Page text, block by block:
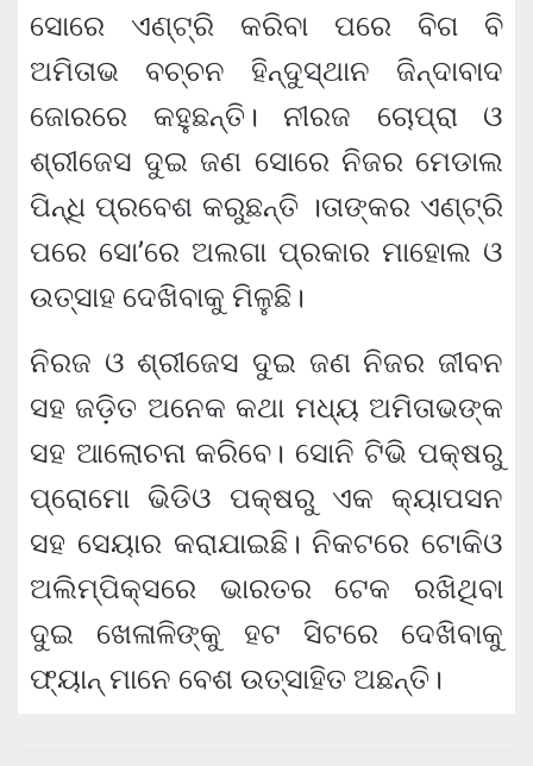
ସୋରେ ଏଣ୍ଟ୍ରି କରିବା ପରେ ବିଗ ବି
ଅମିତାଭ ବଚ୍ଚନ ହିନ୍ଦୁସ୍ଥାନ ଜିନ୍ଦାବାଦ
ଜୋରରେ କହୁଛନ୍ତି। ନୀରଜ ଚୋପ୍ରା ଓ
ଶ୍ରୀଜେସ ଦୁଇ ଜଣ ସୋରେ ନିଜର ମେଡାଲ
ପିନ୍ଧି ପ୍ରବେଶ କରୁଛନ୍ତି ।ତାଙ୍କର ଏଣ୍ଟ୍ରି
ପରେ ସୋ’ରେ ଅଲଗା ପ୍ରକାର ମାହୋଲ ଓ
ଉତ୍ସାହ ଦେଖିବାକୁ ମିଳୁଛି।
ନିରଜ ଓ ଶ୍ରୀଜେସ ଦୁଇ ଜଣ ନିଜର ଜୀବନ
ସହ ଜଡ଼ିତ ଅନେକ କଥା ମଧ୍ୟ ଅମିତାଭଙ୍କ
ସହ ଆଲୋଚନା କରିବେ। ସୋନି ଟିଭି ପକ୍ଷରୁ
ପ୍ରୋମୋ ଭିଡିଓ ପକ୍ଷରୁ ଏକ କ୍ୟାପସନ
ସହ ସେୟାର କରାଯାଇଛି। ନିକଟରେ ଟୋକିଓ
ଅଲିମ୍ପିକ୍ସରେ ଭାରତର ଟେକ ରଖିଥିବା
ଦୁଇ ଖେଳାଳିଙ୍କୁ ହଟ ସିଟରେ ଦେଖିବାକୁ
ଫ୍ୟାନ୍ ମାନେ ବେଶ ଉତ୍ସାହିତ ଅଛନ୍ତି।